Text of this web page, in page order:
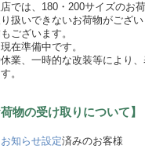
は、180・200サイズのお荷
いできないお荷物がござい
ざいます。
準備中です。
業、一時的な改装等により
。
荷物の受け取りについて
お知らせ設定済みのお客様